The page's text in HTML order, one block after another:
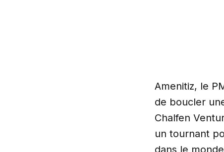
Amenitiz, le
de boucler
Chalfen
un tournant
dans le